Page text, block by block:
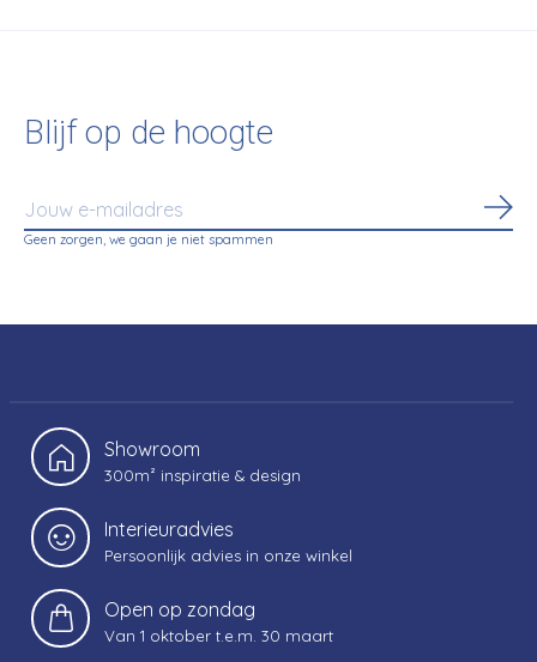
Blijf op de hoogte
Geen zorgen, we gaan je niet spammen
Showroom
300m² inspiratie & design
Interieuradvies
Persoonlijk advies in onze winkel
Open op zondag
Van 1 oktober t.e.m. 30 maart